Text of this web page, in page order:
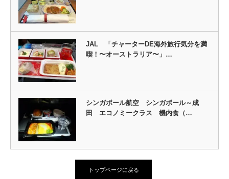
JAL 「チャーターDE海外旅行気分を満
喫！〜オーストラリア〜」…
シンガポール航空 シンガポール～成
田 エコノミークラス 機内食（…
トップページに戻る